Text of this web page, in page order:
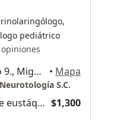
pediátrico
Paseo de la Reforma 2608, piso 9., Miguel Hidalgo • Mapa
S.C.
Estudio prueba de la trompa de eustáquio $1,300